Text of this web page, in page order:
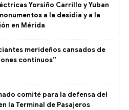
Yorsiño Carrillo y Yuban
a la desidia y a la
en Mérida
merideños cansados de
continuos”
comité para la defensa del
la Terminal de Pasajeros